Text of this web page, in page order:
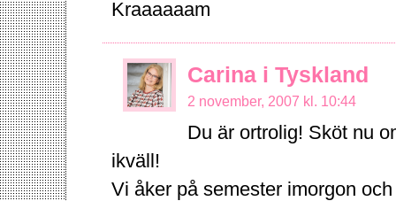
Kraaaaaam
Carina i Tyskland
2 november, 2007 kl. 10:44
Du är ortrolig! Sköt nu
ikväll!
Vi åker på semester imorgon